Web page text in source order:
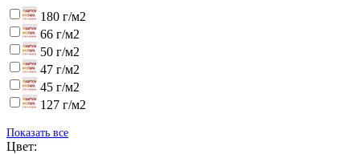
180 г/м2
66 г/м2
50 г/м2
47 г/м2
45 г/м2
127 г/м2
Показать все
Цвет: